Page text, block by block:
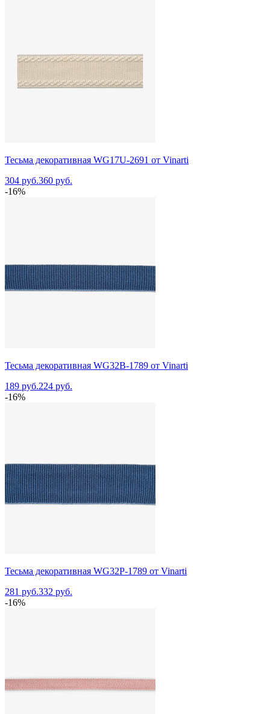
Тесьма декоративная WG17U-2691 от Vinarti
304 руб.360 руб.
-16%
Тесьма декоративная WG32B-1789 от Vinarti
189 руб.224 руб.
-16%
Тесьма декоративная WG32P-1789 от Vinarti
281 руб.332 руб.
-16%